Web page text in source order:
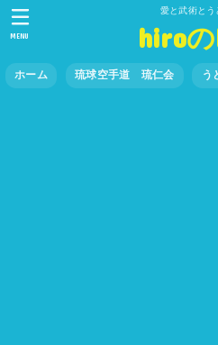
愛と武術とう
hiro
ホーム 琉球空手道 琉仁会 う
MENU